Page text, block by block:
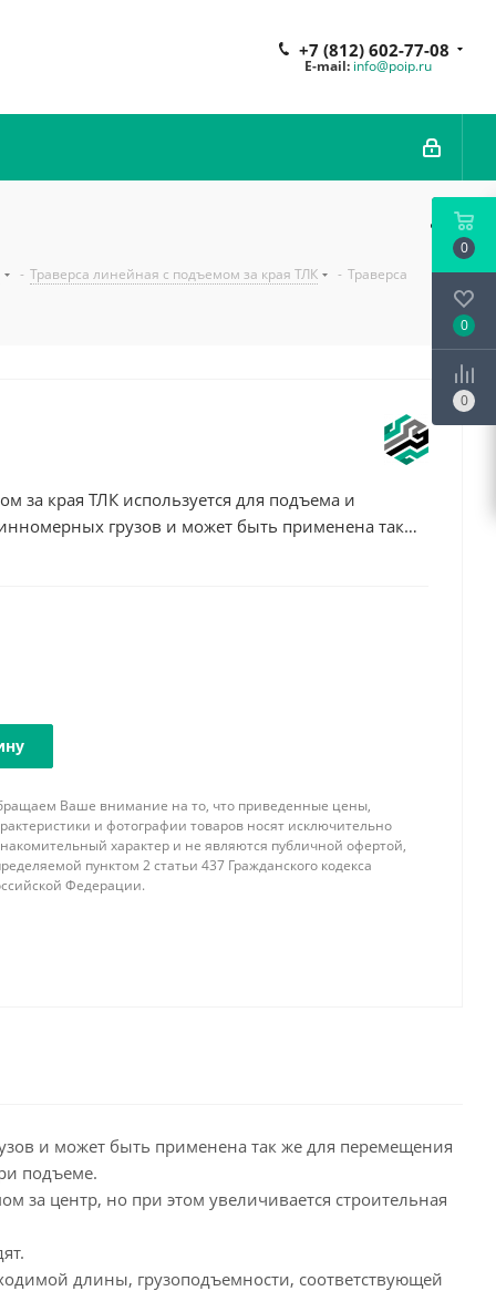
+7 (812) 602-77-08
E-mail: info@poip.ru
- Траверса линейная с подъемом за края ТЛК - Траверса
за края ТЛК используется для подъема и
грузов и может быть применена так
смещенным центром тяжести, так как
с подъемом за центр, но при этом
2-ух ветвевого стропа.
не входят.
фирма имеет возможность изготовить
комплектации концевыми элементами и
с учетом всех пожеланий и особенностей
Ваше внимание на то, что приведенные цены,
и фотографии товаров носят исключительно
характер и не являются публичной офертой,
пунктом 2 статьи 437 Гражданского кодекса
Федерации.
и может быть применена так же для перемещения
подъеме.
центр, но при этом увеличивается строительная
длины, грузоподъемности, соответствующей
0
0
0